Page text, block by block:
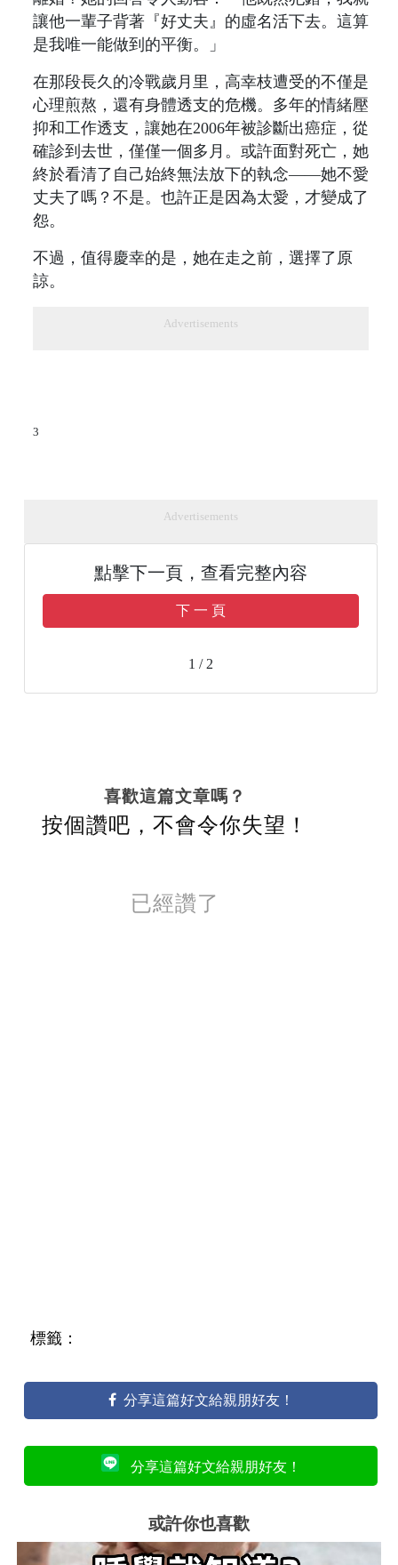
讓他一輩子背著『好丈夫』的虛名活下去。這算
是我唯一能做到的平衡。」
在那段長久的冷戰歲月里，高幸枝遭受的不僅是
心理煎熬，還有身體透支的危機。多年的情緒壓
抑和工作透支，讓她在2006年被診斷出癌症，從
確診到去世，僅僅一個多月。或許面對死亡，她
終於看清了自己始終無法放下的執念——她不愛
丈夫了嗎？不是。也許正是因為太愛，才變成了
怨。
不過，值得慶幸的是，她在走之前，選擇了原
諒。
Advertisements
3
Advertisements
點擊下一頁，查看完整內容
下 一 頁
1 / 2
喜歡這篇文章嗎？
按個讚吧，不會令你失望！
已經讚了
標籤：
分享這篇好文給親朋好友！
分享這篇好文給親朋好友！
或許你也喜歡